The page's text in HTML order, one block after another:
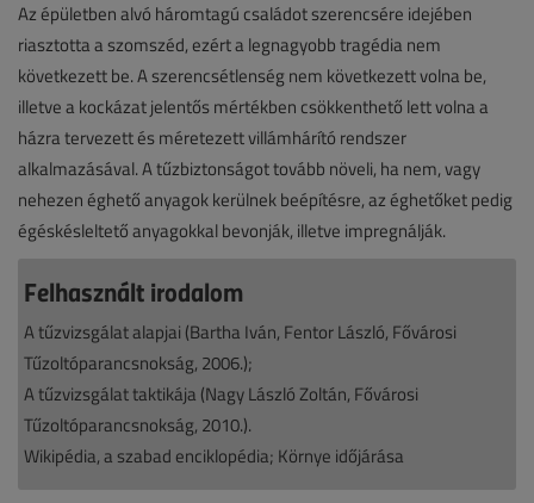
Az épületben alvó háromtagú családot szerencsére idejében
riasztotta a szomszéd, ezért a legnagyobb tragédia nem
következett be. A szerencsétlenség nem következett volna be,
illetve a kockázat jelentős mértékben csökkenthető lett volna a
házra tervezett és méretezett villámhárító rendszer
alkalmazásával. A tűzbiztonságot tovább növeli, ha nem, vagy
nehezen éghető anyagok kerülnek beépítésre, az éghetőket pedig
égéskésleltető anyagokkal bevonják, illetve impregnálják.
Felhasznált irodalom
A tűzvizsgálat alapjai (Bartha Iván, Fentor László, Fővárosi
Tűzoltóparancsnokság, 2006.);
A tűzvizsgálat taktikája (Nagy László Zoltán, Fővárosi
Tűzoltóparancsnokság, 2010.).
Wikipédia, a szabad enciklopédia; Környe időjárása